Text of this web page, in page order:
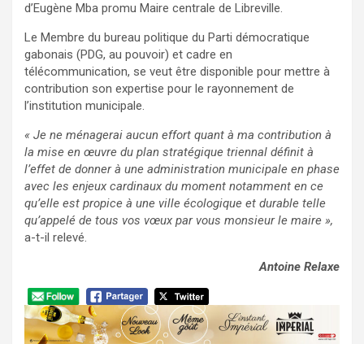
d’Eugène Mba promu Maire centrale de Libreville.
Le Membre du bureau politique du Parti démocratique
gabonais (PDG, au pouvoir) et cadre en
télécommunication, se veut être disponible pour mettre à
contribution son expertise pour le rayonnement de
l’institution municipale.
« Je ne ménagerai aucun effort quant à ma contribution à
la mise en œuvre du plan stratégique triennal définit à
l’effet de donner à une administration municipale en phase
avec les enjeux cardinaux du moment notamment en ce
qu’elle est propice à une ville écologique et durable telle
qu’appelé de tous vos vœux par vous monsieur le maire »,
a-t-il relevé.
Antoine Relaxe